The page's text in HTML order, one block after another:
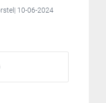
10-06-2024